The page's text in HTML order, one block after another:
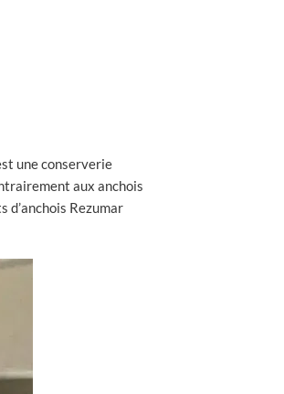
une conserverie
aux anchois
d’anchois Rezumar